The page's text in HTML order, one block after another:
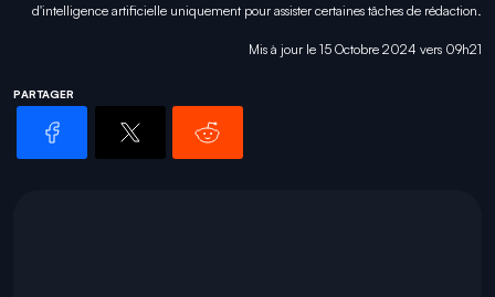
d'intelligence artificielle uniquement pourassister certaines tâches de rédaction.
Mis à jour le 15 Octobre 2024 vers 09h21
PARTAGER